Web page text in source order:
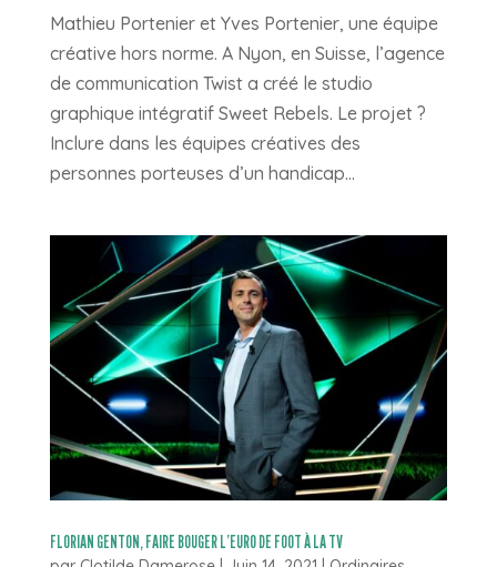
Mathieu Portenier et Yves Portenier, une équipe
créative hors norme. A Nyon, en Suisse, l’agence
de communication Twist a créé le studio
graphique intégratif Sweet Rebels. Le projet ?
Inclure dans les équipes créatives des
personnes porteuses d’un handicap...
FLORIAN GENTON, FAIRE BOUGER L’EURO DE FOOT À LA TV